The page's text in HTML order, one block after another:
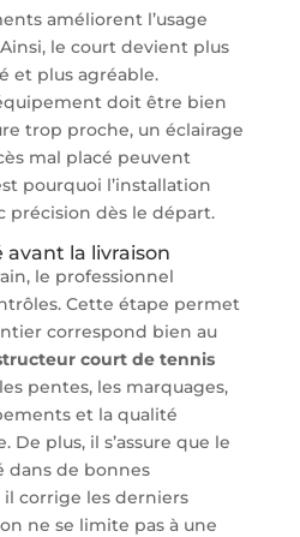
améliorent l’usage
le court devient plus
et plus agréable.
doit être bien
trop proche, un éclairage
mal placé peuvent
pourquoi l’installation
précision dès le départ.
la livraison
le professionnel
Cette étape permet
correspond bien au
court de tennis
pentes, les marquages,
et la qualité
De plus, il s’assure que le
dans de bonnes
corrige les derniers
ne se limite pas à une